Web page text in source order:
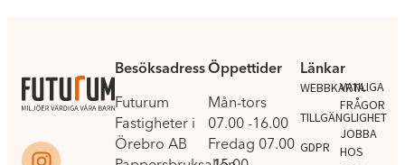
Besöksadress
Futurum
Fastigheter i
Örebro AB
Öppettider
Mån-tors
07.00 -16.00
Fredag 07.00
Länkar
WEBBKARTA
TILLGÄNGLIGHET
GDPR
.
VANLIGA
FRÅGOR
JOBBA
HOS